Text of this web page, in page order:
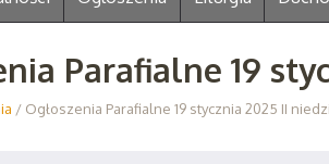
Parafialne 19
/ Ogłoszenia Parafialne 19 stycznia 2025 II